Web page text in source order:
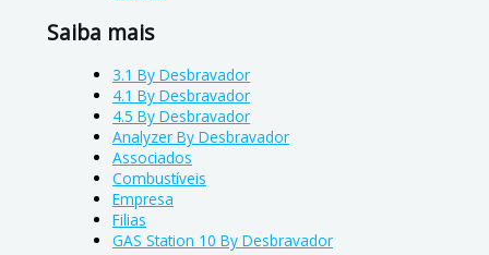
Saiba mais
3.1 By Desbravador
4.1 By Desbravador
4.5 By Desbravador
Analyzer By Desbravador
Associados
Combustíveis
Empresa
Filias
GAS Station 10 By Desbravador